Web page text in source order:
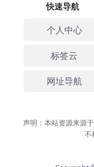
快速导航
个人中心
标签云
网址导航
声明：本站资源来源
不